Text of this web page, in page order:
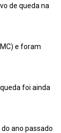
de queda na
e foram
foi ainda
ano passado